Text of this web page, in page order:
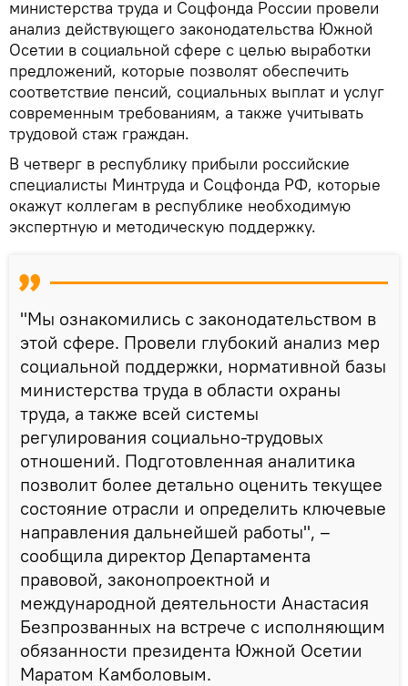
министерства труда и Соцфонда России провели
анализ действующего законодательства Южной
Осетии в социальной сфере с целью выработки
предложений, которые позволят обеспечить
соответствие пенсий, социальных выплат и услуг
современным требованиям, а также учитывать
трудовой стаж граждан.
В четверг в республику прибыли российские
специалисты Минтруда и Соцфонда РФ, которые
окажут коллегам в республике необходимую
экспертную и методическую поддержку.
"Мы ознакомились с законодательством в
этой сфере. Провели глубокий анализ мер
социальной поддержки, нормативной базы
министерства труда в области охраны
труда, а также всей системы
регулирования социально-трудовых
отношений. Подготовленная аналитика
позволит более детально оценить текущее
состояние отрасли и определить ключевые
направления дальнейшей работы", –
сообщила директор Департамента
правовой, законопроектной и
международной деятельности Анастасия
Безпрозванных на встрече с исполняющим
обязанности президента Южной Осетии
Маратом Камболовым.